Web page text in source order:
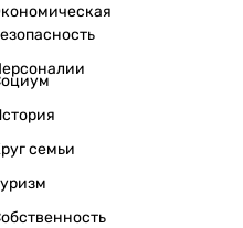
семьи